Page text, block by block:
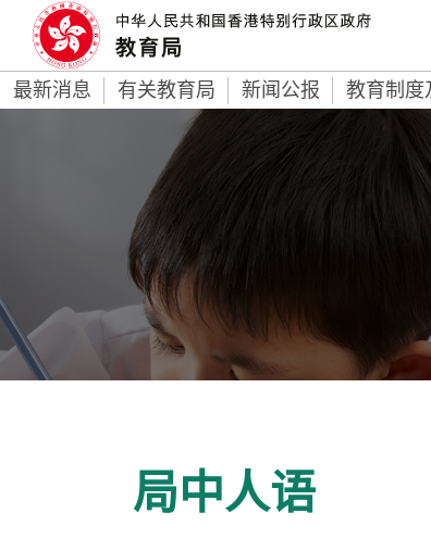
最新消息 有关教育局 新闻公报 教育制度
局中人语